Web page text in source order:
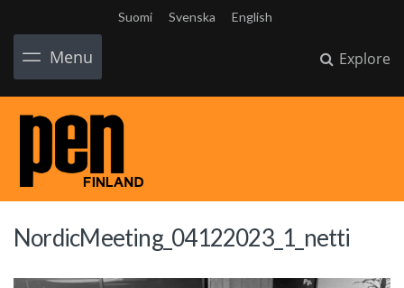
Suomi Svenska English
Menu Explore
NordicMeeting_04122023_1_netti